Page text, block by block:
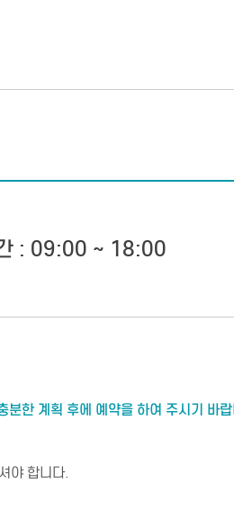
: 09:00 ~ 18:00
한 계획 후에 예약을 하여 주시기 바
야 합니다.